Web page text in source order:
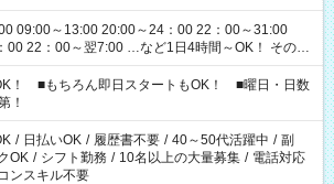
09:00～13:00 20:00～24：00 22：00～31:00
22：00～翌7:00 …など1日4時間～OK！ その他
います！ お気軽にご相談ください！
！ ■もちろん即日スタートもOK！ ■曜日・日数
！
/ 日払いOK / 履歴書不要 / 40～50代活躍中 / 副
OK / シフト勤務 / 10名以上の大量募集 / 電話対応
ンスキル不要